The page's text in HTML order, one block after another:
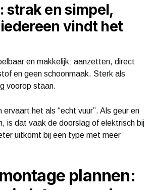
strak en simpel,
vindt het
en makkelijk: aanzetten, direct
en geen schoonmaak. Sterk als
voorop staan.
ervaart het als “echt vuur”. Als geur en
is dat vaak de doorslag of elektrisch bij
uitkomt bij een type met meer
plannen: